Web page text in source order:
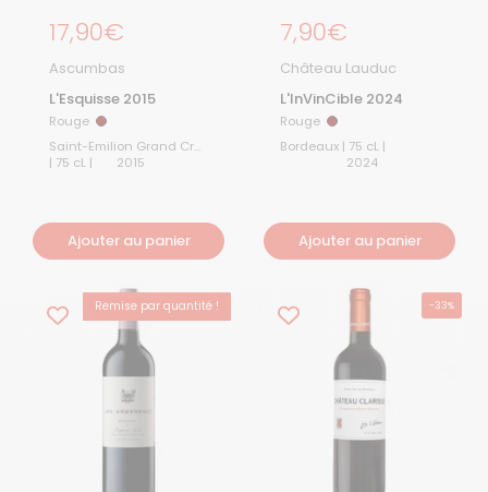
Prix régulier
17,90€
Ascumbas
L'Esquisse 2015
Rouge Rouge
Saint-Emilion Grand Cru
| 75 cL |
2015
Ajouter au panier
Prix régulier
7,90€
Château Lauduc
L'InVinCible 2024
Rouge Rouge
Bordeaux | 75 cL |
2024
Ajouter au panier
Remise par quantité ! -33%